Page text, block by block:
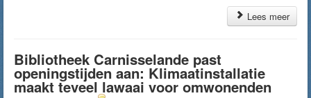
Lees meer
Bibliotheek Carnisselande past
openingstijden aan: Klimaatinstallatie
maakt teveel lawaai voor omwonenden